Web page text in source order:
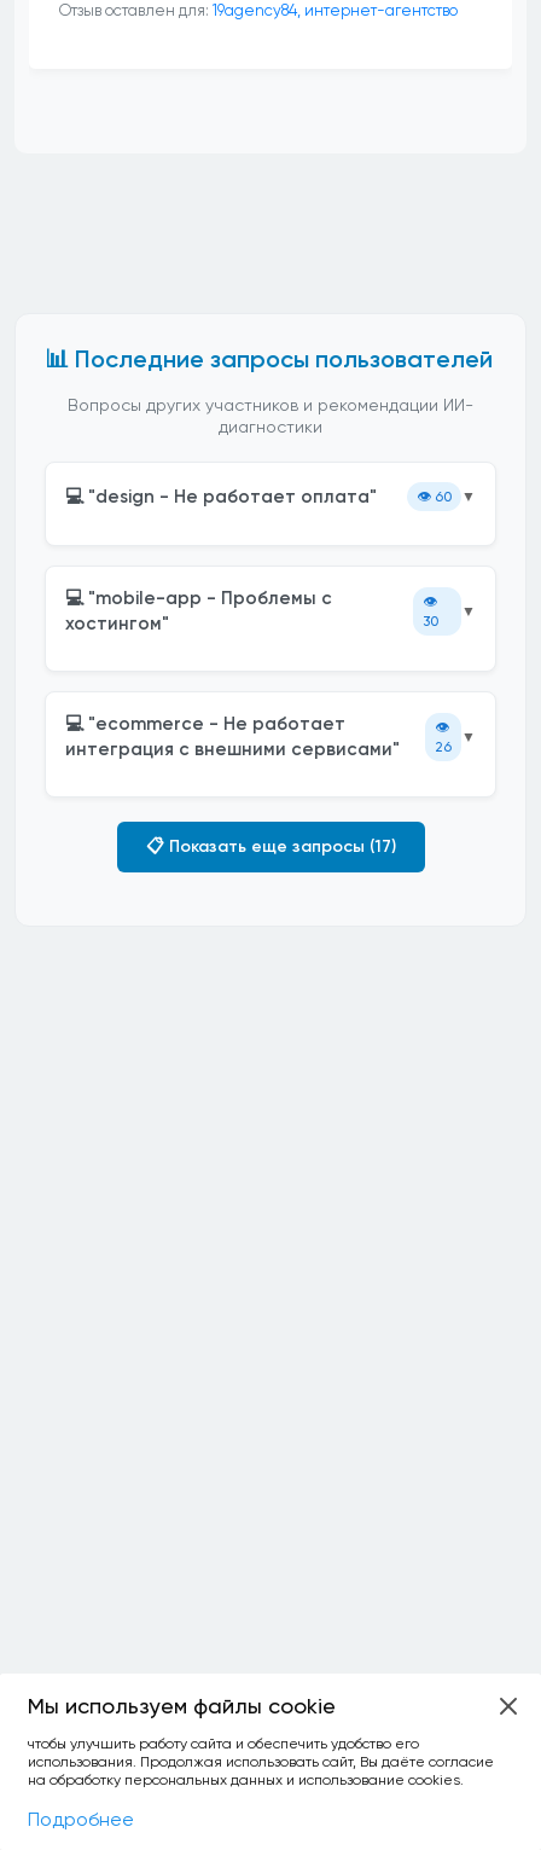
Фильтры
Отзыв оставлен для: 19agency84, интернет-агентство
📊 Последние запросы пользователей
Вопросы других участников и рекомендации ИИ-
диагностики
💻 "design - Не работает оплата" 👁️ 60 ▼
💻 "mobile-app - Проблемы с
хостингом"
👁️
30
▼
💻 "ecommerce - Не работает
интеграция с внешними сервисами"
👁️
26
▼
📋 Показать еще запросы (17)
Мы используем файлы cookie
чтобы улучшить работу сайта и обеспечить удобство его
использования. Продолжая использовать сайт, Вы даёте согласие
на обработку персональных данных и использование cookies.
Подробнее
ОСТАЛОСЬ:
уточнить фильтр сравнить топ-3
спросить ИИ